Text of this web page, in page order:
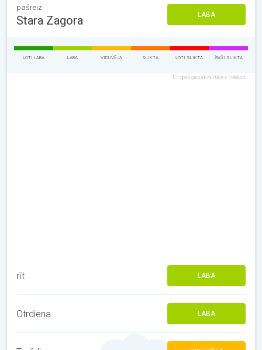
pašreiz
Stara Zagora LABA
ĻOTI LABA LABA VIDUVĒJA SLIKTA ĻOTI SLIKTA ĪPAŠI SLIKTA
Eiropas gaisa kvalitātes indekss
rīt LABA
Otrdiena LABA